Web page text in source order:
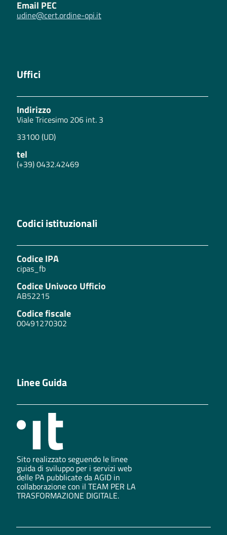
Email PEC
udine@cert.ordine-opi.it
Uffici
Indirizzo
Viale Tricesimo 206 int. 3
33100 (UD)
tel
(+39) 0432.42469
Codici istituzionali
Codice IPA
cipas_fb
Codice Univoco Ufficio
AB52215
Codice fiscale
00491270302
Linee Guida
Sito realizzato seguendo le linee
guida di sviluppo per i servizi web
delle PA pubblicate da AGID in
collaborazione con il TEAM PER LA
TRASFORMAZIONE DIGITALE.